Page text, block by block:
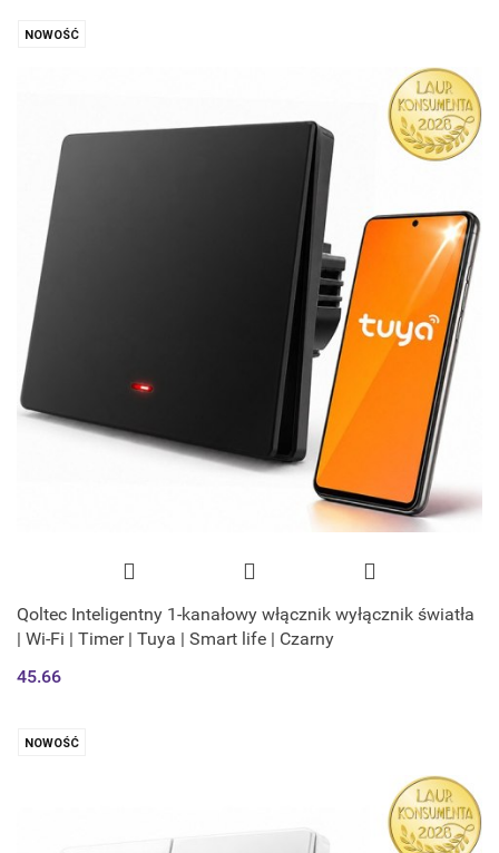
NOWOŚĆ
Qoltec Inteligentny 1-kanałowy włącznik wyłącznik światła
| Wi-Fi | Timer | Tuya | Smart life | Czarny
45.66
NOWOŚĆ